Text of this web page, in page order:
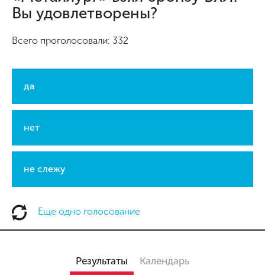
Вы удовлетворены?
Всего проголосовали: 332
да
нет
не слежу
Еще одно голосование
Результаты Календарь